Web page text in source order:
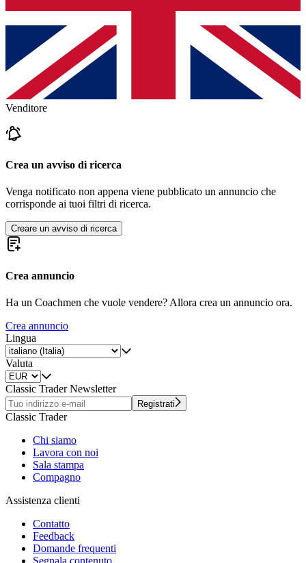
Venditore
Crea un avviso di ricerca
Venga notificato non appena viene pubblicato un annuncio che
corrisponde ai tuoi filtri di ricerca.
Creare un avviso di ricerca
Crea annuncio
Ha un Coachmen che vuole vendere? Allora crea un annuncio ora.
Crea annuncio
Lingua
Valuta
Classic Trader Newsletter
Registrati
Classic Trader
Chi siamo
Lavora con noi
Sala stampa
Compagno
Assistenza clienti
Contatto
Feedback
Domande frequenti
Segnala contenuto